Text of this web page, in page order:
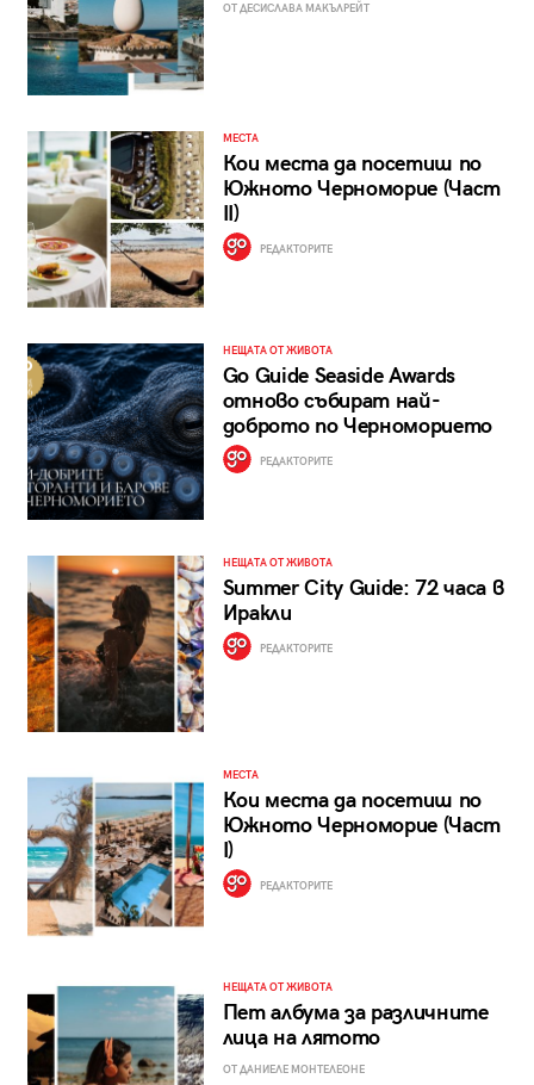
ОТ ДЕСИСЛАВА МАКЪЛРЕЙТ
МЕСТА
Кои места да посетиш по
Южното Черноморие (Част
II)
РЕДАКТОРИТЕ
НЕЩАТА ОТ ЖИВОТА
Go Guide Seaside Awards
отново събират най-
доброто по Черноморието
РЕДАКТОРИТЕ
НЕЩАТА ОТ ЖИВОТА
Summer City Guide: 72 часа в
Иракли
РЕДАКТОРИТЕ
МЕСТА
Кои места да посетиш по
Южното Черноморие (Част
I)
РЕДАКТОРИТЕ
НЕЩАТА ОТ ЖИВОТА
Пет албума за различните
лица на лятото
ОТ ДАНИЕЛЕ МОНТЕЛЕОНЕ